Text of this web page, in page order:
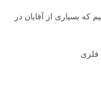
که بسیاری از آقایان در
فلزی